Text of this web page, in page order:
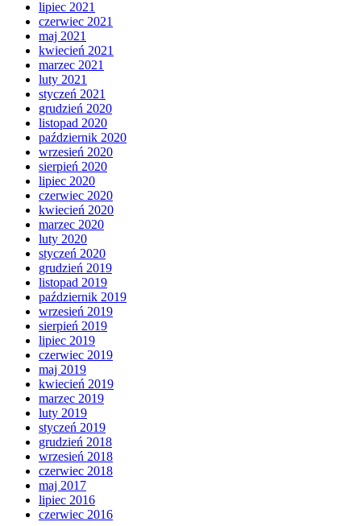
lipiec 2021
czerwiec 2021
maj 2021
kwiecień 2021
marzec 2021
luty 2021
styczeń 2021
grudzień 2020
listopad 2020
październik 2020
wrzesień 2020
sierpień 2020
lipiec 2020
czerwiec 2020
kwiecień 2020
marzec 2020
luty 2020
styczeń 2020
grudzień 2019
listopad 2019
październik 2019
wrzesień 2019
sierpień 2019
lipiec 2019
czerwiec 2019
maj 2019
kwiecień 2019
marzec 2019
luty 2019
styczeń 2019
grudzień 2018
wrzesień 2018
czerwiec 2018
maj 2017
lipiec 2016
czerwiec 2016